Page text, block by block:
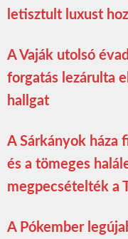
letisztult luxust
A Vaják utolsó
forgatás lezárulta
hallgat
A Sárkányok háza
és a tömeges
megpecsételték a
A Pókember